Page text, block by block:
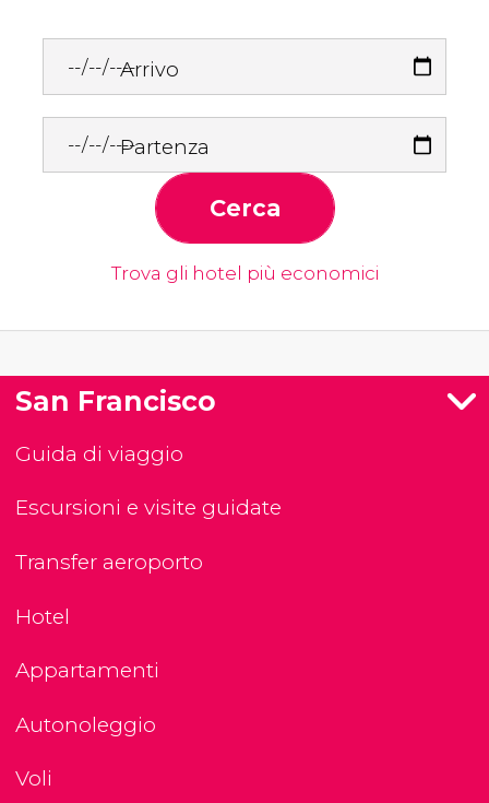
Arrivo
Partenza
Cerca
Trova gli hotel più economici
San Francisco
Guida di viaggio
Escursioni e visite guidate
Transfer aeroporto
Hotel
Appartamenti
Autonoleggio
Voli